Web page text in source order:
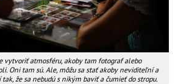
vytvoriť atmosféru, akoby tam fotograf alebo
Oni tam sú. Ale, môžu sa stať akoby neviditeľní a
že sa nebudú s nikým baviť a čumieť do stropu.